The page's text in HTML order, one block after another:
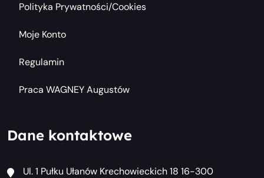
Polityka Prywatności/cookies
Moje Konto
Regulamin
Praca WAGNEY Augustów
Dane kontaktowe
Ul. 1 Pułku Ułanów Krechowieckich 18 16-300